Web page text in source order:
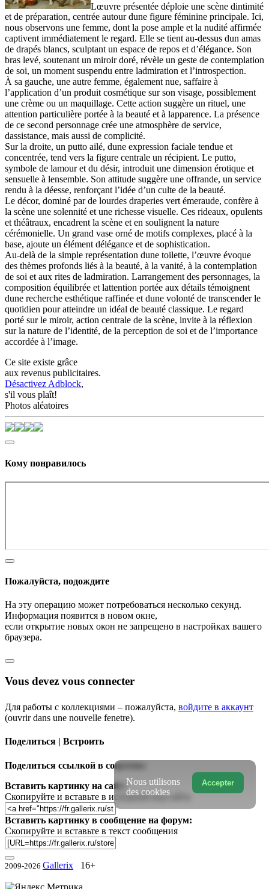
Lœuvre présentée déploie une scène dintimité
et de préparation, centrée autour dune figure féminine principale. Ici,
nous observons une femme, dont la pose ample et la nudité affirmée
captivent immédiatement le regard. Elle se tient au-dessus dun amas
de drapés blancs, sculptant un espace de repos et d’élégance. Son
bras levé, soutenant un miroir doré, révèle un geste de contemplation
de soi, un moment suspendu entre ladmiration et l’introspection.
À sa gauche, une autre femme, également nue, saffaire à
l’application d’un produit cosmétique sur son visage, possiblement
une crème ou un maquillage. Cette action suggère un rituel, une
attention particulière portée à la beauté et à lapparence. La présence
de ce second personnage crée une atmosphère de service,
dassistance, mais aussi de complicité.
Sur la droite, un putto ailé, dune expression faciale tendue et
concentrée, tend vers la figure centrale un récipient. Le putto,
symbole de lamour et du désir, introduit une dimension érotique et
sensuelle à lensemble. Son attitude suggère une offrande, un service
rendu à la déesse, renforçant l’idée d’un culte de la beauté.
Le décor, dominé par de lourdes draperies vert émeraude, confère à
la scène une solennité et une richesse visuelle. Ces rideaux, opulents
et théâtraux, encadrent la scène et en soulignent la nature
cérémonielle. Un grand vase orné de motifs complexes, placé à la
base, ajoute un élément délégance et de sophistication.
Au-delà de la simple représentation dune toilette, l’œuvre évoque
des thèmes profonds liés à la beauté, à la vanité, à la contemplation
de soi et aux rites de ladmiration. Larrangement des personnages, la
composition équilibrée et lattention portée aux détails témoignent
dune recherche esthétique raffinée et dune volonté de transcender le
quotidien pour atteindre un idéal de beauté classique. Le regard
porté sur le miroir, action centrale de la scène, invite à la réflexion
sur la nature de l’identité, de la perception de soi et de l’importance
accordée à l’image.
Ce site existe grâce
aux revenus publicitaires.
Désactivez Adblock,
s'il vous plaît!
Photos aléatoires
Кому понравилось
Пожалуйста, подождите
На эту операцию может потребоваться несколько секунд.
Информация появится в новом окне,
если открытие новых окон не запрещено в настройках вашего
браузера.
Vous devez vous connecter
Для работы с коллекциями – пожалуйста, войдите в аккаунт
(ouvrir dans une nouvelle fenetre).
Поделиться | Встроить
Поделиться ссылкой в соцсетях:
Вставить картинку на сайт:
Скопируйте и вставьте в исходный код сайта
Вставить картинку в сообщение на форум:
Скопируйте и вставьте в текст сообщения
2009-2026 Gallerix 16+
Accepter
Nous utilisons
des cookies